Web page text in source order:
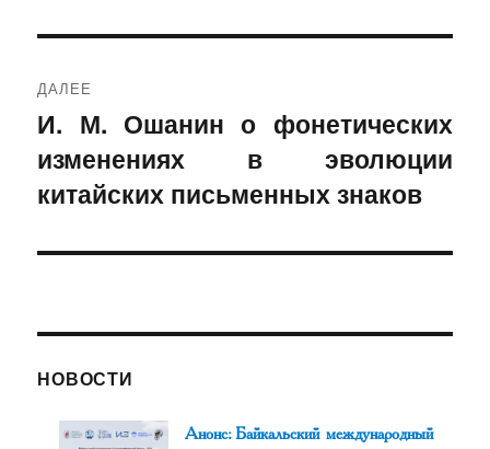
ДАЛЕЕ
Следующая
запись:
И. М. Ошанин о фонетических
изменениях в эволюции
китайских письменных знаков
НОВОСТИ
Анонс: Байкальский международный